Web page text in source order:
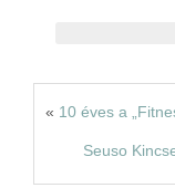
« 10 éves a
Seuso